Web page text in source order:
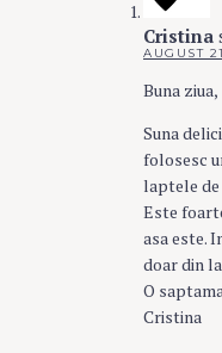
Cristina
AUGUST
Buna ziua,
Suna
folosesc
laptele de
Este
asa este.
doar din
O
Cristina